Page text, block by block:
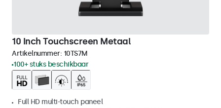
10 Inch Touchscreen Metaal
Artikelnummer: 10TS7M
100+ stuks beschikbaar
Full HD multi-touch paneel